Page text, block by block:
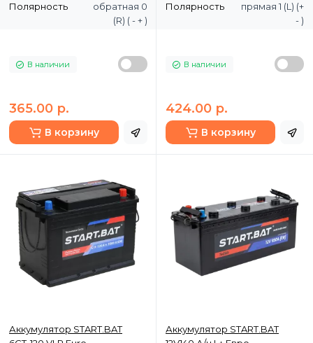
Полярность
обратная 0
(R) ( - + )
В наличии
365.00 р.
В корзину
Полярность
прямая 1 (L) (+
- )
В наличии
424.00 р.
В корзину
Аккумулятор START.BAT
Аккумулятор START.BAT